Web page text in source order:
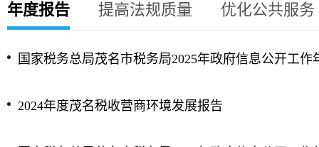
年度报告 提高法规质量 优化公共服务
国家税务总局茂名市税务局2025年政府信息公开工作
2024年度茂名税收营商环境发展报告